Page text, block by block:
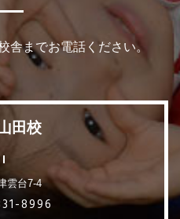
舎までお電話ください。
田校
雲台7-4
8996